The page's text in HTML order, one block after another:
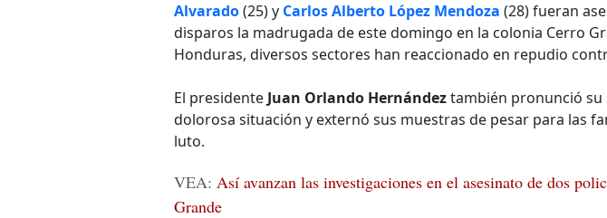
Alvarado(25) y Carlos Alberto López Mendoza (28) fueran
disparos la madrugada de este domingo en la colonia Cerro
Honduras, diversos sectores han reaccionado en repudio
El presidente Juan Orlando Hernándeztambién pronunció su
dolorosa situación y externó sus muestras de pesar para las
luto.
VEA: Así avanzan las investigaciones en el asesinato de dos
Grande